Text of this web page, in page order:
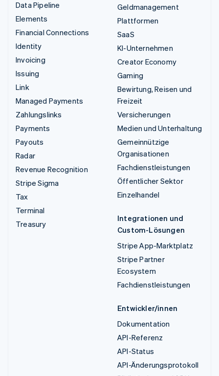
Data Pipeline
Elements
Financial Connections
Identity
Invoicing
Issuing
Link
Managed Payments
Zahlungslinks
Payments
Payouts
Radar
Revenue Recognition
Stripe Sigma
Tax
Terminal
Treasury
Geldmanagement
Plattformen
SaaS
KI-Unternehmen
Creator Economy
Gaming
Bewirtung, Reisen und
Freizeit
Versicherungen
Medien und Unterhaltung
Gemeinnützige
Organisationen
Fachdienstleistungen
Öffentlicher Sektor
Einzelhandel
Integrationen und
Custom-Lösungen
Stripe App-Marktplatz
Stripe Partner
Ecosystem
Fachdienstleistungen
Entwickler/innen
Dokumentation
API-Referenz
API-Status
API-Änderungsprotokoll